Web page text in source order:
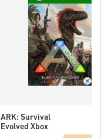
ARK: Survival
Evolved Xbox